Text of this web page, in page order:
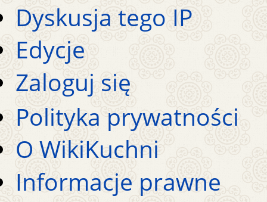
Dyskusja tego IP
Edycje
Zaloguj się
Polityka prywatności
O WikiKuchni
Informacje prawne